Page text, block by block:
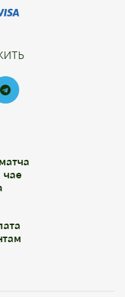
чае